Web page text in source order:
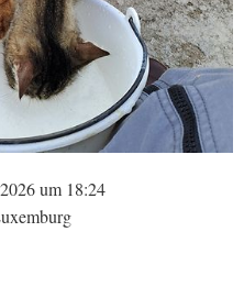
um 18:24